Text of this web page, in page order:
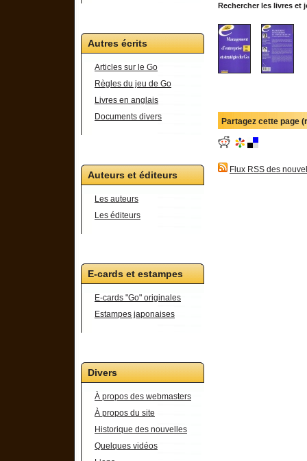
Autres écrits
Articles sur le Go
Règles du jeu de Go
Livres en anglais
Documents divers
Auteurs et éditeurs
Les auteurs
Les éditeurs
E-cards et estampes
E-cards "Go" originales
Estampes japonaises
Divers
À propos des webmasters
À propos du site
Historique des nouvelles
Quelques vidéos
Rechercher les livres et
Partagez cette page
Flux RSS des